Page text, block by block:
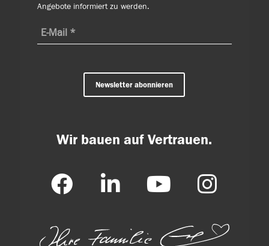
Angebote informiert zu werden.
Newsletter abonnieren
Wir bauen auf Vertrauen.